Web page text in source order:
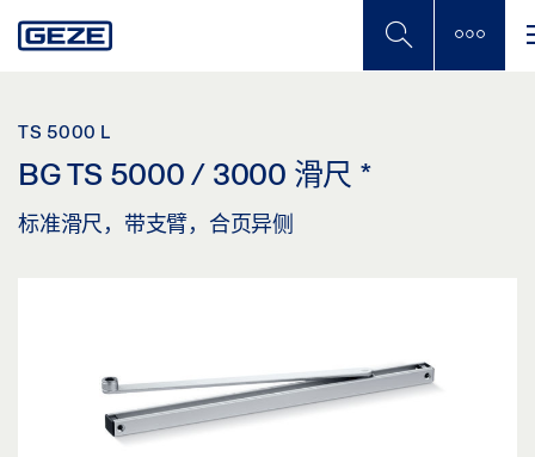
to
TS 5000 L
BG TS 5000 / 3000 滑尺 *
标准滑尺，带支臂，合页异侧